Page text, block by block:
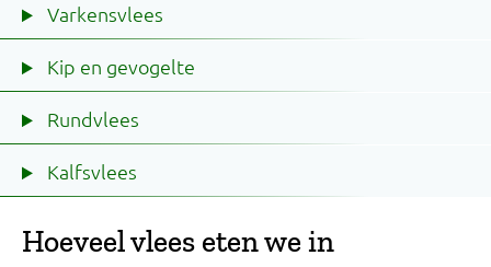
Varkensvlees
Kip en gevogelte
Rundvlees
Kalfsvlees
Hoeveel vlees eten we in